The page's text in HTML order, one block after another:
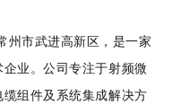
州市武进高新区，是一家
业。公司专注于射频微
组件及系统集成解决方